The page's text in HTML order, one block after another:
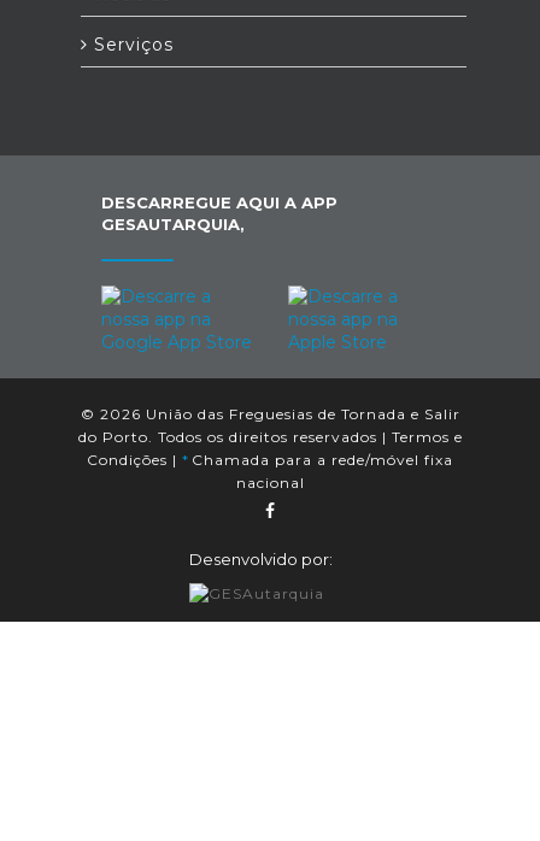
Serviços
DESCARREGUE AQUI A APP
GESAUTARQUIA,
© 2026 União das Freguesias de Tornada e Salir
do Porto. Todos os direitos reservados | Termos e
Condições | * Chamada para a rede/móvel fixa
nacional
Desenvolvido por: